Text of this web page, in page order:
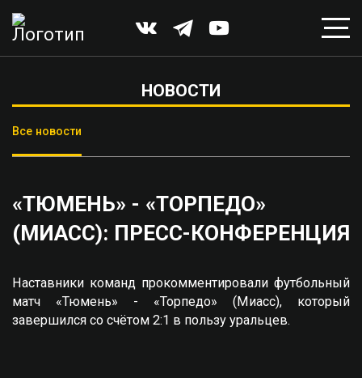
НОВОСТИ
Все новости
«ТЮМЕНЬ» - «ТОРПЕДО»
(МИАСС): ПРЕСС-КОНФЕРЕНЦИЯ
Наставники команд прокомментировали футбольный
матч «Тюмень» - «Торпедо» (Миасс), который
завершился со счётом 2:1 в пользу уральцев.